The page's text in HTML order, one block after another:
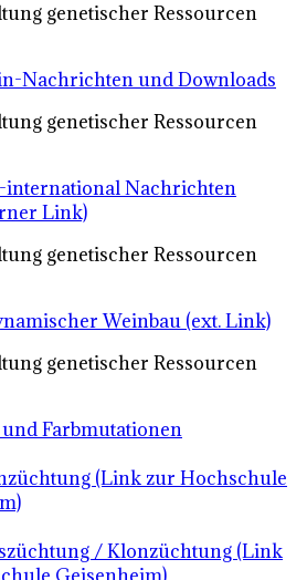
genetischer Ressourcen
Nachrichten und Downloads
genetischer Ressourcen
international Nachrichten
Link)
genetischer Ressourcen
Weinbau (ext. Link)
genetischer Ressourcen
Farbmutationen
(Link zur Hochschule
/ Klonzüchtung (Link